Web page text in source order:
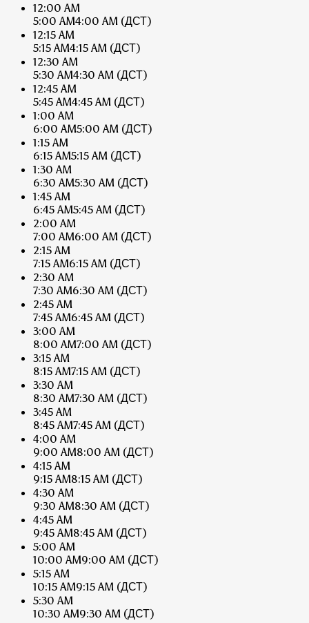
12:00 AM
5:00 AM4:00 AM (ДСТ)
12:15 AM
5:15 AM4:15 AM (ДСТ)
12:30 AM
5:30 AM4:30 AM (ДСТ)
12:45 AM
5:45 AM4:45 AM (ДСТ)
1:00 AM
6:00 AM5:00 AM (ДСТ)
1:15 AM
6:15 AM5:15 AM (ДСТ)
1:30 AM
6:30 AM5:30 AM (ДСТ)
1:45 AM
6:45 AM5:45 AM (ДСТ)
2:00 AM
7:00 AM6:00 AM (ДСТ)
2:15 AM
7:15 AM6:15 AM (ДСТ)
2:30 AM
7:30 AM6:30 AM (ДСТ)
2:45 AM
7:45 AM6:45 AM (ДСТ)
3:00 AM
8:00 AM7:00 AM (ДСТ)
3:15 AM
8:15 AM7:15 AM (ДСТ)
3:30 AM
8:30 AM7:30 AM (ДСТ)
3:45 AM
8:45 AM7:45 AM (ДСТ)
4:00 AM
9:00 AM8:00 AM (ДСТ)
4:15 AM
9:15 AM8:15 AM (ДСТ)
4:30 AM
9:30 AM8:30 AM (ДСТ)
4:45 AM
9:45 AM8:45 AM (ДСТ)
5:00 AM
10:00 AM9:00 AM (ДСТ)
5:15 AM
10:15 AM9:15 AM (ДСТ)
5:30 AM
10:30 AM9:30 AM (ДСТ)